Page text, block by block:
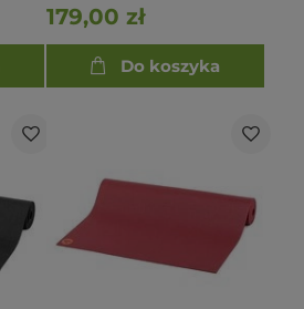
ciemnofioletowy
179,00 zł
Do koszyka